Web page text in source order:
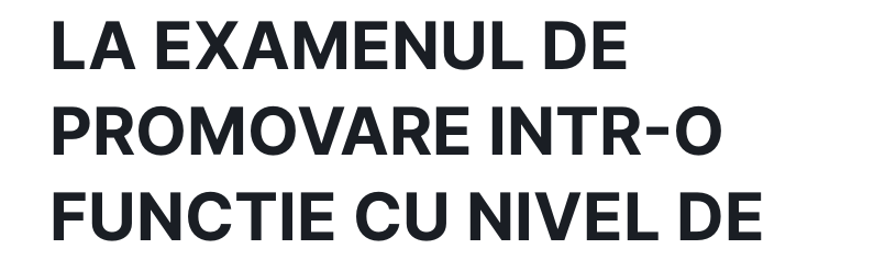
LA EXAMENUL DE
PROMOVARE INTR-O
FUNCTIE CU NIVEL DE